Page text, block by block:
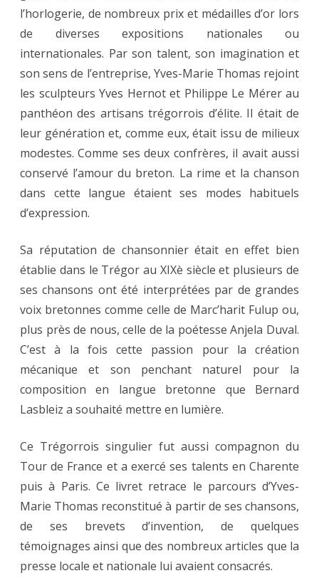
l’horlogerie, de nombreux prix et médailles d’or lors
de diverses expositions nationales ou
internationales. Par son talent, son imagination et
son sens de l’entreprise, Yves-Marie Thomas rejoint
les sculpteurs Yves Hernot et Philippe Le Mérer au
panthéon des artisans trégorrois d’élite. Il était de
leur génération et, comme eux, était issu de milieux
modestes. Comme ses deux confrères, il avait aussi
conservé l’amour du breton. La rime et la chanson
dans cette langue étaient ses modes habituels
d’expression.
Sa réputation de chansonnier était en effet bien
établie dans le Trégor au XIXè siècle et plusieurs de
ses chansons ont été interprétées par de grandes
voix bretonnes comme celle de Marc’harit Fulup ou,
plus près de nous, celle de la poétesse Anjela Duval.
C’est à la fois cette passion pour la création
mécanique et son penchant naturel pour la
composition en langue bretonne que Bernard
Lasbleiz a souhaité mettre en lumière.
Ce Trégorrois singulier fut aussi compagnon du
Tour de France et a exercé ses talents en Charente
puis à Paris. Ce livret retrace le parcours d’Yves-
Marie Thomas reconstitué à partir de ses chansons,
de ses brevets d’invention, de quelques
témoignages ainsi que des nombreux articles que la
presse locale et nationale lui avaient consacrés.